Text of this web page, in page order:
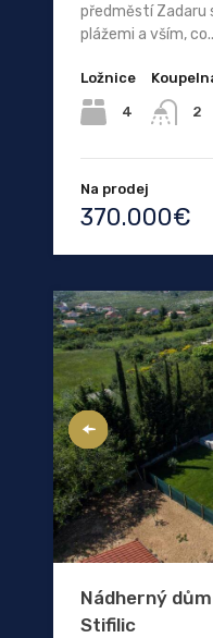
předměstí Zadaru
plážemi a vším,
Ložnice
4 2
Na prodej
370.000€
Nádherný
Stifilic